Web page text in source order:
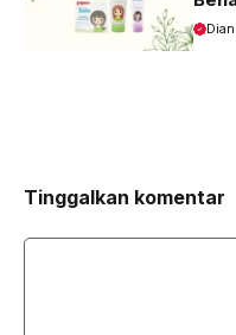
Tinggalkan komentar